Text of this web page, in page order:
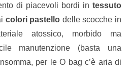
di piacevoli bordi intessuto
colori pastello delle scocche in
atossico, morbido ma
manutenzione (basta una
per le O bag c’è aria di